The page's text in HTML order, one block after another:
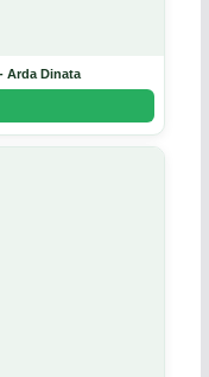
Arda Dinata